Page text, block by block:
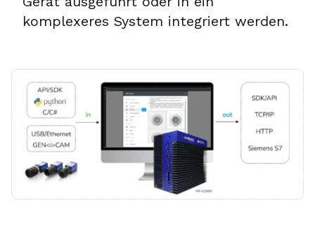
komplexeres System integriert werden.